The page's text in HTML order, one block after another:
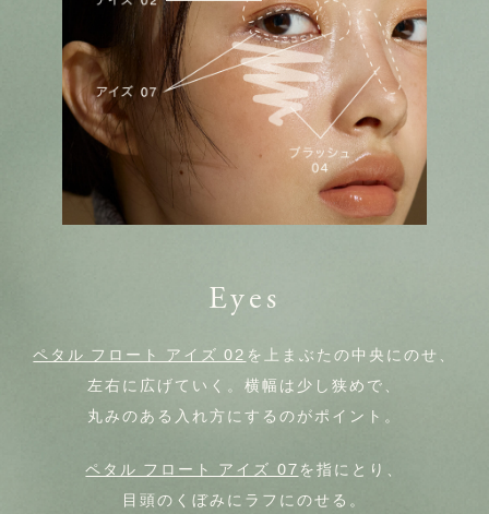
Eyes
ペタル フロート アイズ 02 を上まぶたの中央にのせ、
左右に広げていく。横幅は少し狭めで、
丸みのある入れ方にするのがポイント。
ペタル フロート アイズ 07 を指にとり、
目頭のくぼみにラフにのせる。